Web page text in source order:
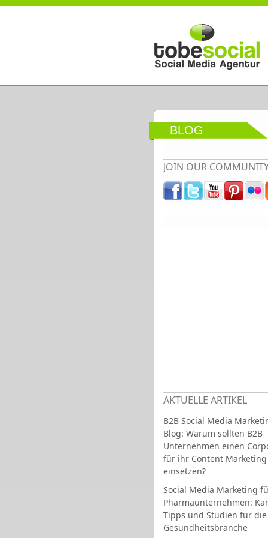
Direkt zum Inhalt
BLOG
JOIN OUR
AKTUELLE ARTIKEL
B2B Social Media
Blog: Warum sollten B2B
Unternehmen einen
für ihr Content Marketing
einsetzen?
Social Media Marketing
Pharmaunternehmen:
Tipps und Studien für die
Gesundheitsbranche